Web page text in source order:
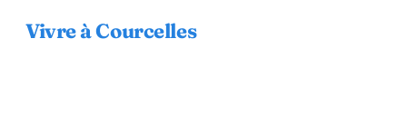
Vivre à Courcelles